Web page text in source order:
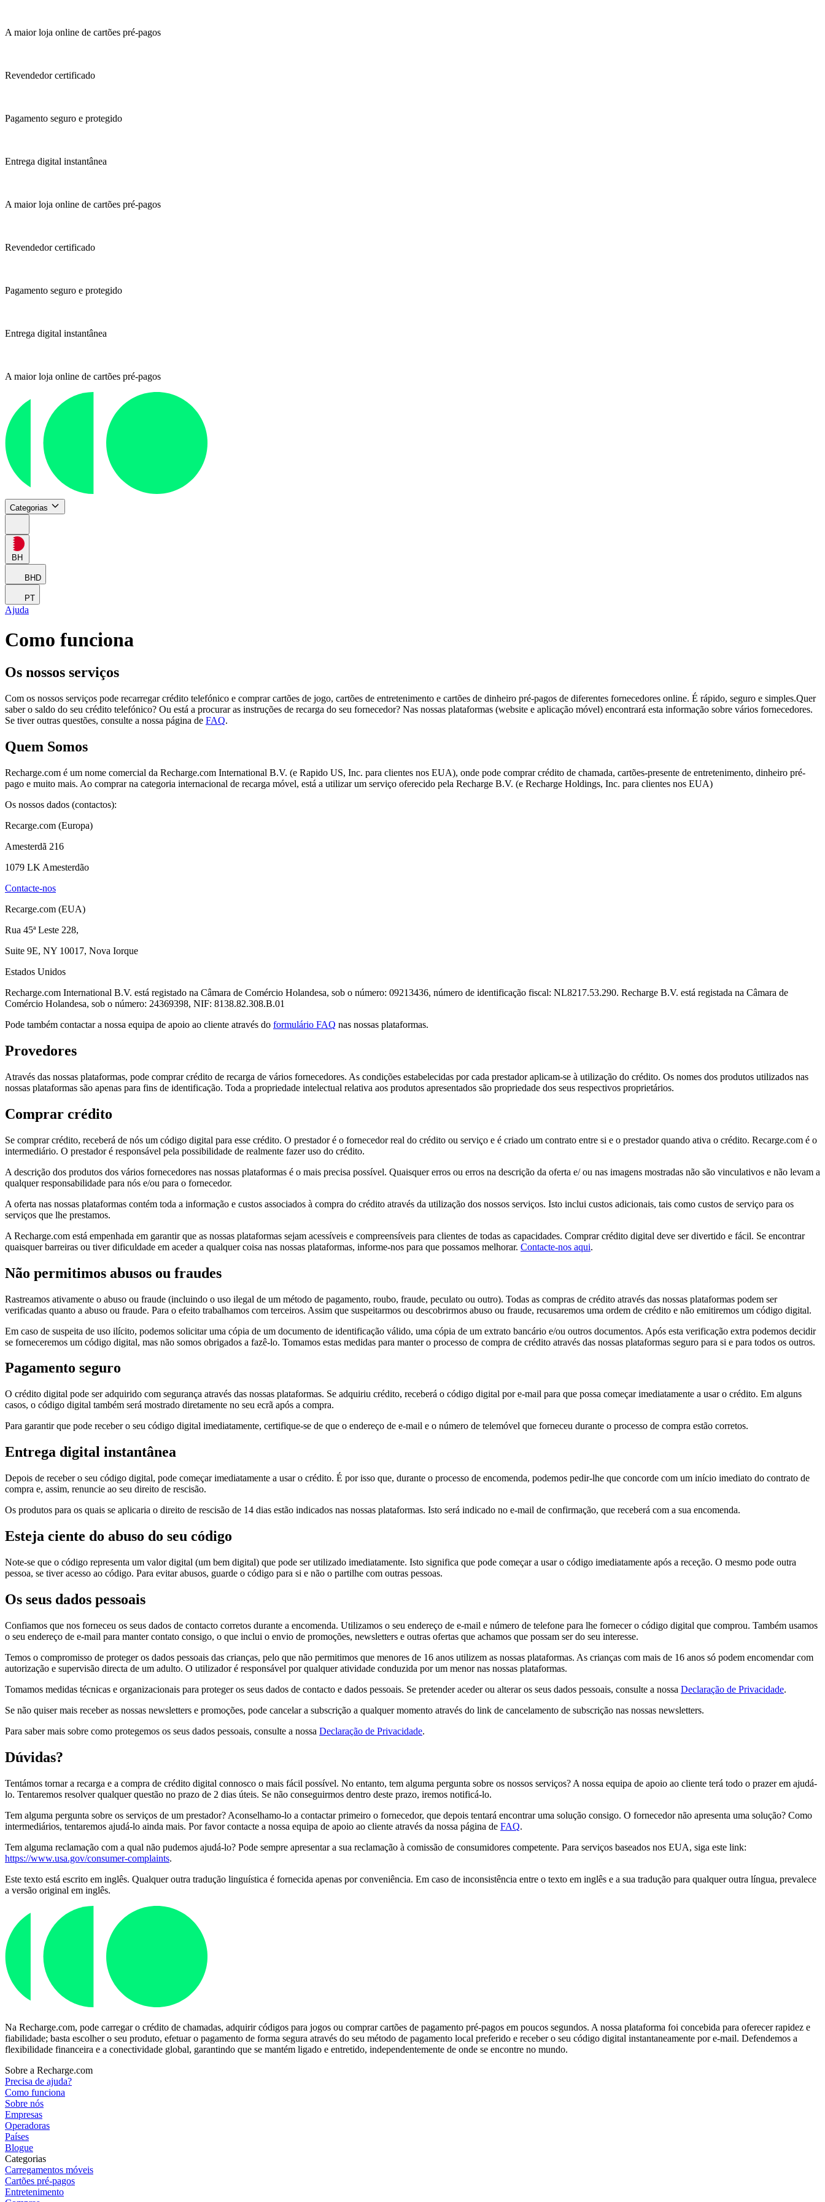
A maior loja online de cartões pré-pagos
Revendedor certificado
Pagamento seguro e protegido
Entrega digital instantânea
A maior loja online de cartões pré-pagos
Revendedor certificado
Pagamento seguro e protegido
Entrega digital instantânea
A maior loja online de cartões pré-pagos
Categorias
BH
BHD
PT
Ajuda
Como funciona
Os nossos serviços
Com os nossos serviços pode recarregar crédito telefónico e comprar cartões de jogo, cartões de entretenimento e cartões de dinheiro pré-pagos de diferentes fornecedores online. É rápido, seguro e simples.Quer
saber o saldo do seu crédito telefónico? Ou está a procurar as instruções de recarga do seu fornecedor? Nas nossas plataformas (website e aplicação móvel) encontrará esta informação sobre vários fornecedores.
Se tiver outras questões, consulte a nossa página de FAQ.
Quem Somos
Recharge.com é um nome comercial da Recharge.com International B.V. (e Rapido US, Inc. para clientes nos EUA), onde pode comprar crédito de chamada, cartões-presente de entretenimento, dinheiro pré-
pago e muito mais. Ao comprar na categoria internacional de recarga móvel, está a utilizar um serviço oferecido pela Recharge B.V. (e Recharge Holdings, Inc. para clientes nos EUA)
Os nossos dados (contactos):
Recarge.com (Europa)
Amesterdã 216
1079 LK Amesterdão
Contacte-nos
Recarge.com (EUA)
Rua 45ª Leste 228,
Suite 9E, NY 10017, Nova Iorque
Estados Unidos
Recharge.com International B.V. está registado na Câmara de Comércio Holandesa, sob o número: 09213436, número de identificação fiscal: NL8217.53.290. Recharge B.V. está registada na Câmara de
Comércio Holandesa, sob o número: 24369398, NIF: 8138.82.308.B.01
Pode também contactar a nossa equipa de apoio ao cliente através do formulário FAQ nas nossas plataformas.
Provedores
Através das nossas plataformas, pode comprar crédito de recarga de vários fornecedores. As condições estabelecidas por cada prestador aplicam-se à utilização do crédito. Os nomes dos produtos utilizados nas
nossas plataformas são apenas para fins de identificação. Toda a propriedade intelectual relativa aos produtos apresentados são propriedade dos seus respectivos proprietários.
Comprar crédito
Se comprar crédito, receberá de nós um código digital para esse crédito. O prestador é o fornecedor real do crédito ou serviço e é criado um contrato entre si e o prestador quando ativa o crédito. Recarge.com é o
intermediário. O prestador é responsável pela possibilidade de realmente fazer uso do crédito.
A descrição dos produtos dos vários fornecedores nas nossas plataformas é o mais precisa possível. Quaisquer erros ou erros na descrição da oferta e/ ou nas imagens mostradas não são vinculativos e não levam a
qualquer responsabilidade para nós e/ou para o fornecedor.
A oferta nas nossas plataformas contém toda a informação e custos associados à compra do crédito através da utilização dos nossos serviços. Isto inclui custos adicionais, tais como custos de serviço para os
serviços que lhe prestamos.
A Recharge.com está empenhada em garantir que as nossas plataformas sejam acessíveis e compreensíveis para clientes de todas as capacidades. Comprar crédito digital deve ser divertido e fácil. Se encontrar
quaisquer barreiras ou tiver dificuldade em aceder a qualquer coisa nas nossas plataformas, informe-nos para que possamos melhorar. Contacte-nos aqui.
Não permitimos abusos ou fraudes
Rastreamos ativamente o abuso ou fraude (incluindo o uso ilegal de um método de pagamento, roubo, fraude, peculato ou outro). Todas as compras de crédito através das nossas plataformas podem ser
verificadas quanto a abuso ou fraude. Para o efeito trabalhamos com terceiros. Assim que suspeitarmos ou descobrirmos abuso ou fraude, recusaremos uma ordem de crédito e não emitiremos um código digital.
Em caso de suspeita de uso ilícito, podemos solicitar uma cópia de um documento de identificação válido, uma cópia de um extrato bancário e/ou outros documentos. Após esta verificação extra podemos decidir
se forneceremos um código digital, mas não somos obrigados a fazê-lo. Tomamos estas medidas para manter o processo de compra de crédito através das nossas plataformas seguro para si e para todos os outros.
Pagamento seguro
O crédito digital pode ser adquirido com segurança através das nossas plataformas. Se adquiriu crédito, receberá o código digital por e-mail para que possa começar imediatamente a usar o crédito. Em alguns
casos, o código digital também será mostrado diretamente no seu ecrã após a compra.
Para garantir que pode receber o seu código digital imediatamente, certifique-se de que o endereço de e-mail e o número de telemóvel que forneceu durante o processo de compra estão corretos.
Entrega digital instantânea
Depois de receber o seu código digital, pode começar imediatamente a usar o crédito. É por isso que, durante o processo de encomenda, podemos pedir-lhe que concorde com um início imediato do contrato de
compra e, assim, renuncie ao seu direito de rescisão.
Os produtos para os quais se aplicaria o direito de rescisão de 14 dias estão indicados nas nossas plataformas. Isto será indicado no e-mail de confirmação, que receberá com a sua encomenda.
Esteja ciente do abuso do seu código
Note-se que o código representa um valor digital (um bem digital) que pode ser utilizado imediatamente. Isto significa que pode começar a usar o código imediatamente após a receção. O mesmo pode outra
pessoa, se tiver acesso ao código. Para evitar abusos, guarde o código para si e não o partilhe com outras pessoas.
Os seus dados pessoais
Confiamos que nos forneceu os seus dados de contacto corretos durante a encomenda. Utilizamos o seu endereço de e-mail e número de telefone para lhe fornecer o código digital que comprou. Também usamos
o seu endereço de e-mail para manter contato consigo, o que inclui o envio de promoções, newsletters e outras ofertas que achamos que possam ser do seu interesse.
Temos o compromisso de proteger os dados pessoais das crianças, pelo que não permitimos que menores de 16 anos utilizem as nossas plataformas. As crianças com mais de 16 anos só podem encomendar com
autorização e supervisão directa de um adulto. O utilizador é responsável por qualquer atividade conduzida por um menor nas nossas plataformas.
Tomamos medidas técnicas e organizacionais para proteger os seus dados de contacto e dados pessoais. Se pretender aceder ou alterar os seus dados pessoais, consulte a nossa Declaração de Privacidade.
Se não quiser mais receber as nossas newsletters e promoções, pode cancelar a subscrição a qualquer momento através do link de cancelamento de subscrição nas nossas newsletters.
Para saber mais sobre como protegemos os seus dados pessoais, consulte a nossa Declaração de Privacidade.
Dúvidas?
Tentámos tornar a recarga e a compra de crédito digital connosco o mais fácil possível. No entanto, tem alguma pergunta sobre os nossos serviços? A nossa equipa de apoio ao cliente terá todo o prazer em ajudá-
lo. Tentaremos resolver qualquer questão no prazo de 2 dias úteis. Se não conseguirmos dentro deste prazo, iremos notificá-lo.
Tem alguma pergunta sobre os serviços de um prestador? Aconselhamo-lo a contactar primeiro o fornecedor, que depois tentará encontrar uma solução consigo. O fornecedor não apresenta uma solução? Como
intermediários, tentaremos ajudá-lo ainda mais. Por favor contacte a nossa equipa de apoio ao cliente através da nossa página de FAQ.
Tem alguma reclamação com a qual não pudemos ajudá-lo? Pode sempre apresentar a sua reclamação à comissão de consumidores competente. Para serviços baseados nos EUA, siga este link:
https://www.usa.gov/consumer-complaints.
Este texto está escrito em inglês. Qualquer outra tradução linguística é fornecida apenas por conveniência. Em caso de inconsistência entre o texto em inglês e a sua tradução para qualquer outra língua, prevalece
a versão original em inglês.
Na Recharge.com, pode carregar o crédito de chamadas, adquirir códigos para jogos ou comprar cartões de pagamento pré-pagos em poucos segundos. A nossa plataforma foi concebida para oferecer rapidez e
fiabilidade; basta escolher o seu produto, efetuar o pagamento de forma segura através do seu método de pagamento local preferido e receber o seu código digital instantaneamente por e-mail. Defendemos a
flexibilidade financeira e a conectividade global, garantindo que se mantém ligado e entretido, independentemente de onde se encontre no mundo.
Sobre a Recharge.com
Precisa de ajuda?
Como funciona
Sobre nós
Empresas
Operadoras
Países
Blogue
Categorias
Carregamentos móveis
Cartões pré-pagos
Entretenimento